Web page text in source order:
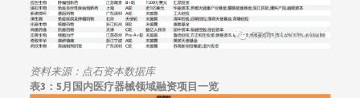
资料来源：点石资本数据库
表3： 5月国内医疗器械领域融资项目一览